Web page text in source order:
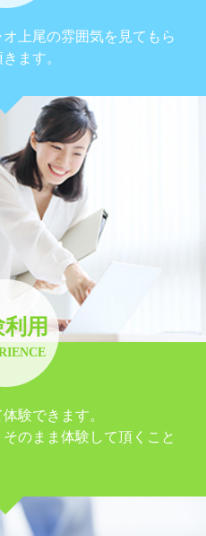
上尾の雰囲気を見てもら
ます。
利用
験できます。
のまま体験して頂くこと